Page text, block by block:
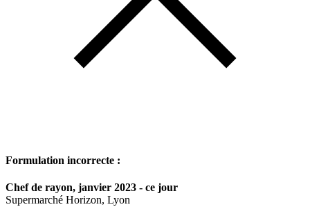
Formulation incorrecte :
Chef de rayon, janvier 2023 - ce jour
Supermarché Horizon, Lyon